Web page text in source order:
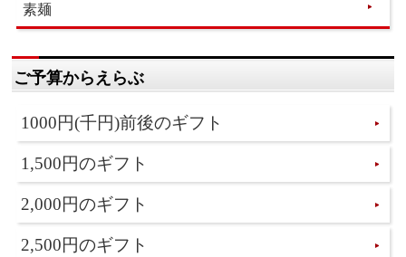
素麺
ご予算からえらぶ
1000円(千円)前後のギフト
1,500円のギフト
2,000円のギフト
2,500円のギフト